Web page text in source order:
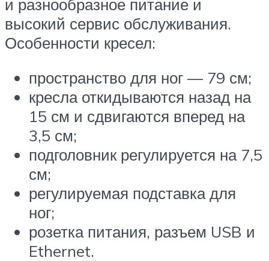
и разнообразное питание и
высокий сервис обслуживания.
Особенности кресел:
пространство для ног — 79 см;
кресла откидываются назад на
15 см и сдвигаются вперед на
3,5 см;
подголовник регулируется на 7,5
см;
регулируемая подставка для
ног;
розетка питания, разъем USB и
Ethernet.